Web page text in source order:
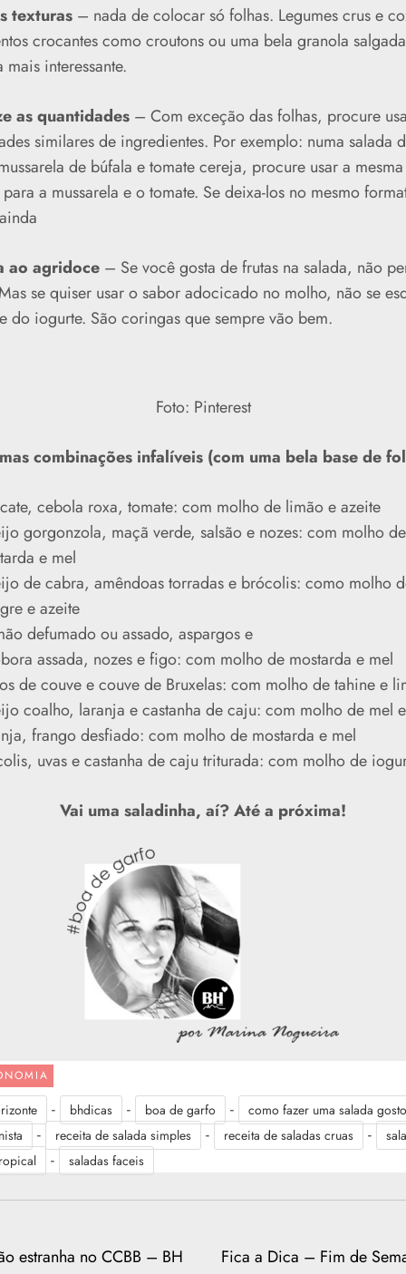
texturas – nada de colocar só folhas. Legumes crus e
crocantes como croutons ou uma bela granola
mais interessante.
as quantidades – Com exceção das folhas, procure
similares de ingredientes. Por exemplo: numa salada
de búfala e tomate cereja, procure usar a mesma
a mussarela e o tomate. Se deixa-los no mesmo
ao agridoce – Se você gosta de frutas na salada, não
se quiser usar o sabor adocicado no molho, não se
do iogurte. São coringas que sempre vão bem.
Foto: Pinterest
combinações infalíveis (com uma bela base de
cebola roxa, tomate: com molho de limão e azeite
gorgonzola, maçã verde, salsão e nozes: com molho de
e mel
de cabra, amêndoas torradas e brócolis: como molho
e azeite
defumado ou assado, aspargos e
assada, nozes e figo: com molho de mostarda e mel
de couve e couve de Bruxelas: com molho de tahine e
coalho, laranja e castanha de caju: com molho de mel
frango desfiado: com molho de mostarda e mel
uvas e castanha de caju triturada: com molho de
Vai uma saladinha, aí? Até a próxima!
- bhdicas - boa de garfo -
como fazer uma salada
- receita de salada simples - receita de saladas cruas -
- saladas faceis
estranha no CCBB – BH
Fica a Dica – Fim de